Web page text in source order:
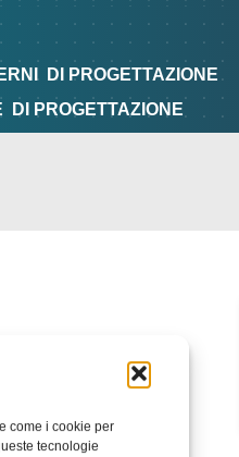
come i cookie per
tecnologie
METODOLOGIE
DI PROGETTAZIONE
DI PROGETTAZIONE